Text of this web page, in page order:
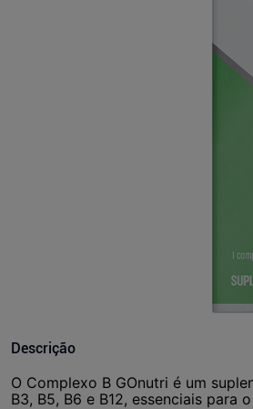
Descrição
O Complexo B GOnutri é um
B3, B5, B6 e B12, essenciais